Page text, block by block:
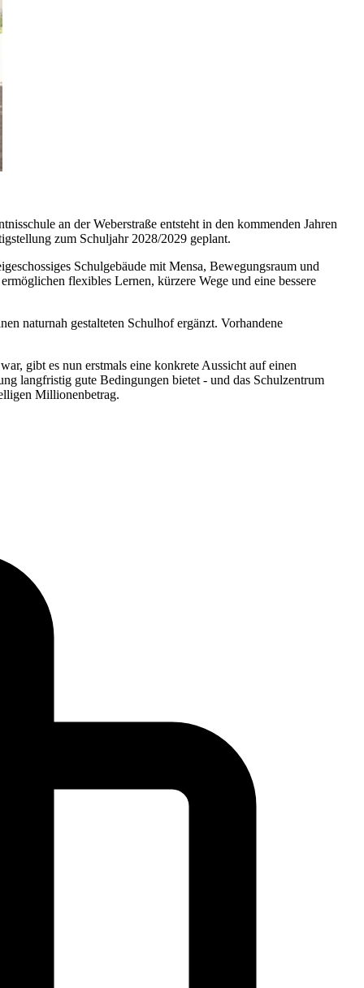
an der Weberstraße entsteht in den kommenden Jahren
zum Schuljahr 2028/2029 geplant.
Schulgebäude mit Mensa, Bewegungsraum und
flexibles Lernen, kürzere Wege und eine bessere
naturnah gestalteten Schulhof ergänzt. Vorhandene
gibt es nun erstmals eine konkrete Aussicht auf einen
langfristig gute Bedingungen bietet - und das Schulzentrum
Millionenbetrag.